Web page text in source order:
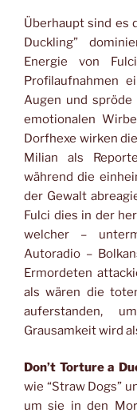
Überhaupt sind es
Duckling”
Energie von
Profilaufnahmen
Augen und spröde
emotionalen
Dorfhexe wirken
Milian als
während die
der Gewalt
Fulci dies in der
welcher –
Autoradio –
Ermordeten
als wären die
auferstanden,
Grausamkeit wird
Don’t Torture a
wie “Straw Dogs”
um sie in den